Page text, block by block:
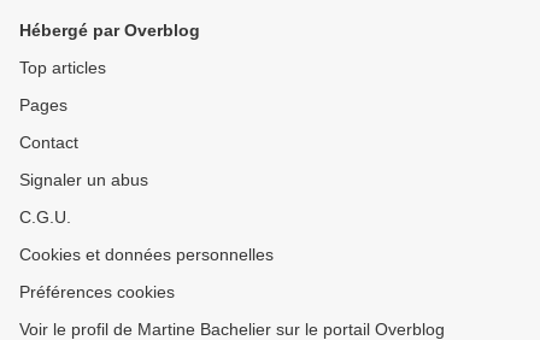
Hébergé par Overblog
Top articles
Pages
Contact
Signaler un abus
C.G.U.
Cookies et données personnelles
Préférences cookies
Voir le profil de Martine Bachelier sur le portail Overblog